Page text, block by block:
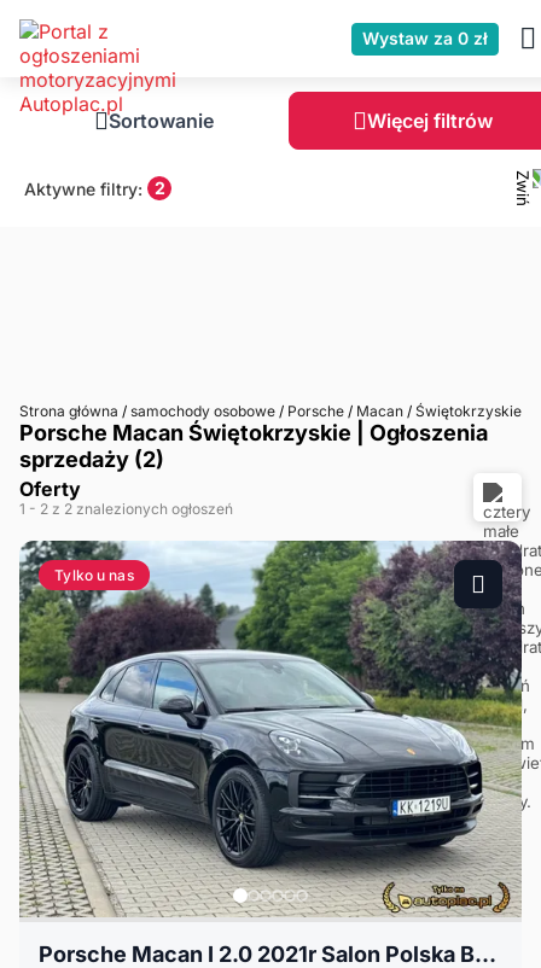
Wystaw za 0 zł
Sortowanie Więcej filtrów
Aktywne filtry: 2
Strona główna / samochody osobowe / Porsche / Macan / Świętokrzyskie
Porsche Macan Świętokrzyskie | Ogłoszenia
sprzedaży (2)
Oferty
1 - 2 z 2 znalezionych ogłoszeń
Tylko u nas
Porsche Macan I 2.0 2021r Salon Polska Bezwypadkowy Faktura Vat23% Niski przebieg Cayenne